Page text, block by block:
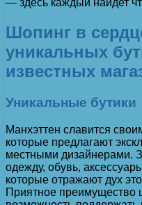
— здесь каждый найдет
Шопинг в
уникальных
известных
Уникальные бутики
Манхэттен славится
которые предлагают
местными дизайнерами.
одежду, обувь,
которые отражают дух
Приятное преимущество